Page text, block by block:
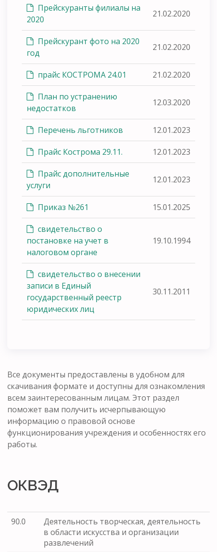
Прейскуранты филиалы на
2020
21.02.2020
Прейскурант фото на 2020
год
21.02.2020
прайс КОСТРОМА 24.01 21.02.2020
План по устранению
недостатков
12.03.2020
Перечень льготников 12.01.2023
Прайс Кострома 29.11. 12.01.2023
Прайс дополнительные
услуги
12.01.2023
Приказ №261 15.01.2025
свидетельство о
постановке на учет в
налоговом органе
19.10.1994
свидетельство о внесении
записи в Единый
государственный реестр
юридических лиц
30.11.2011
Все документы предоставлены в удобном для
скачивания формате и доступны для ознакомления
всем заинтересованным лицам. Этот раздел
поможет вам получить исчерпывающую
информацию о правовой основе
функционирования учреждения и особенностях его
работы.
ОКВЭД
90.0
Деятельность творческая, деятельность
в области искусства и организации
развлечений